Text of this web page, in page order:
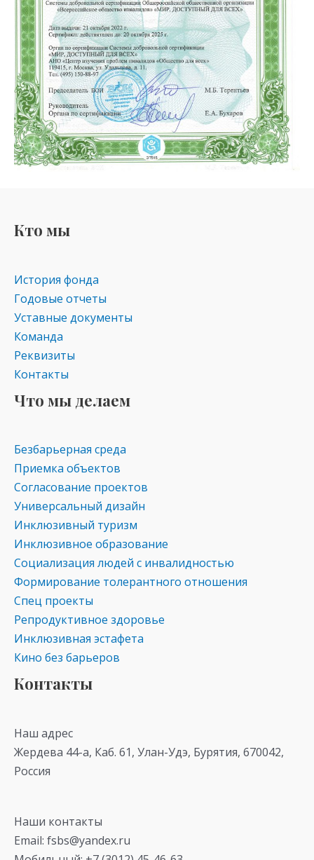
Кто мы
История фонда
Годовые отчеты
Уставные документы
Команда
Реквизиты
Контакты
Что мы делаем
Безбарьерная среда
Приемка объектов
Согласование проектов
Универсальный дизайн
Инклюзивный туризм
Инклюзивное образование
Социализация людей с инвалидностью
Формирование толерантного отношения
Спец проекты
Репродуктивное здоровье
Инклюзивная эстафета
Кино без барьеров
Контакты
Наш адрес
Жердева 44-а, Каб. 61, Улан-Удэ, Бурятия, 670042,
Россия
Наши контакты
Email: fsbs@yandex.ru